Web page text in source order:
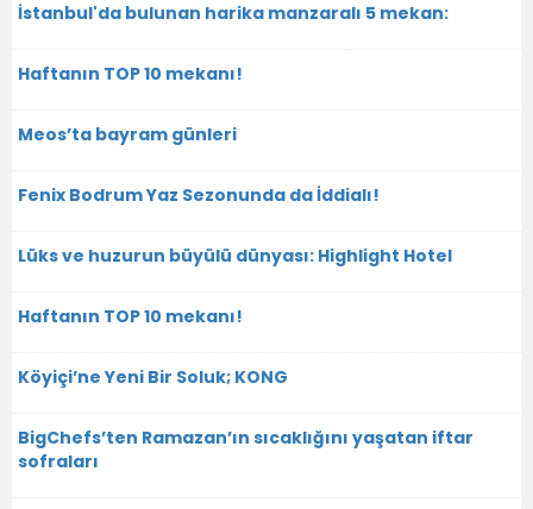
İstanbul'da bulunan harika manzaralı 5 mekan:
Haftanın TOP 10 mekanı!
Meos’ta bayram günleri
Fenix Bodrum Yaz Sezonunda da İddialı!
Lüks ve huzurun büyülü dünyası: Highlight Hotel
Haftanın TOP 10 mekanı!
Köyiçi’ne Yeni Bir Soluk; KONG
BigChefs’ten Ramazan’ın sıcaklığını yaşatan iftar
sofraları